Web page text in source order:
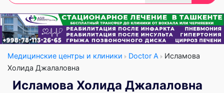
Медицинские центры и клиники Doctor A
Исламова
Холида Джалаловна
Исламова Холида Джалаловна